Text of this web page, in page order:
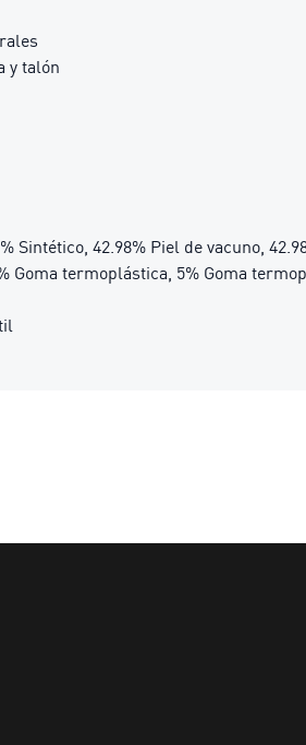
y talón
Sintético, 42.98% Piel de vacuno,
Goma termoplástica, 5% Goma